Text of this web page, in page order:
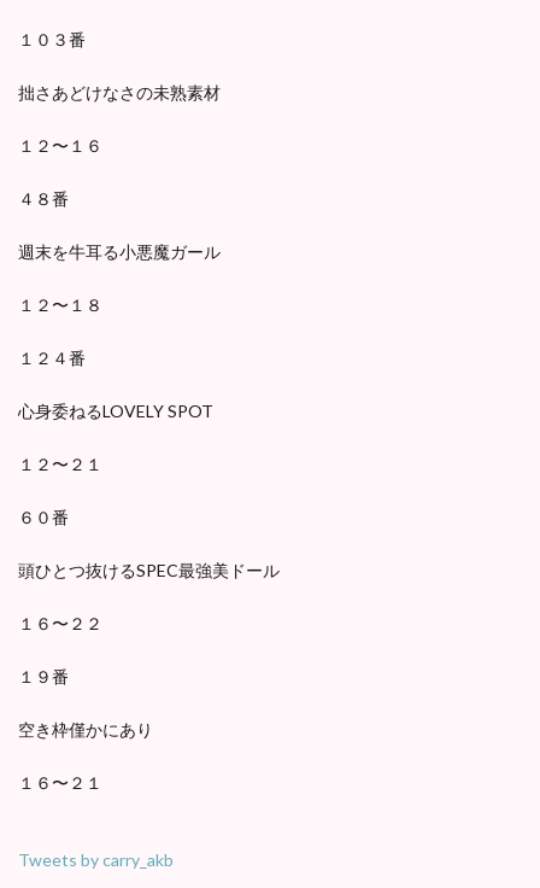
１０３番
拙さあどけなさの未熟素材
１２〜１６
４８番
週末を牛耳る小悪魔ガール
１２〜１８
１２４番
心身委ねるLOVELY SPOT
１２〜２１
６０番
頭ひとつ抜けるSPEC最強美ドール
１６〜２２
１９番
空き枠僅かにあり
１６〜２１
Tweets by carry_akb